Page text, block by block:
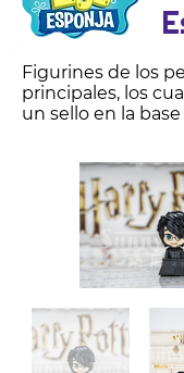
Figurines de los
principales, los
un sello en la